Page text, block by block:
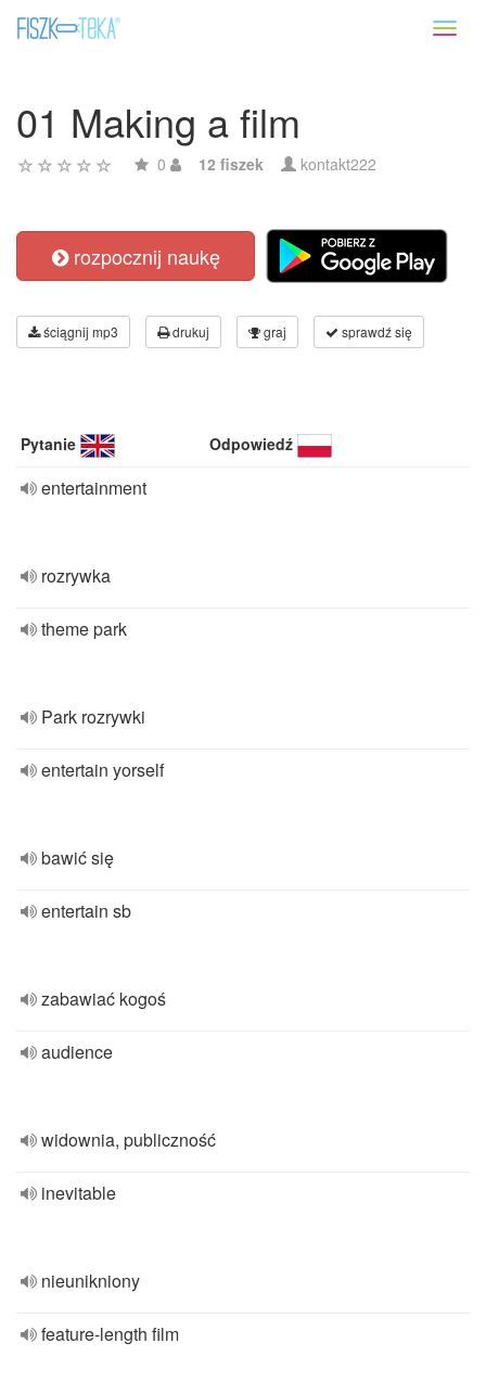
01 Making a film
0 12 fiszek kontakt222
rozpocznij naukę
ściągnij mp3 drukuj graj sprawdź się
Pytanie Odpowiedź
entertainment
rozrywka
theme park
Park rozrywki
entertain yorself
bawić się
entertain sb
zabawiać kogoś
audience
widownia, publiczność
inevitable
nieunikniony
feature-length film